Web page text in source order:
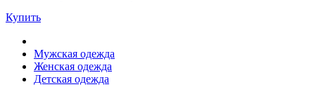
Купить
Мужская одежда
Женская одежда
Детская одежда